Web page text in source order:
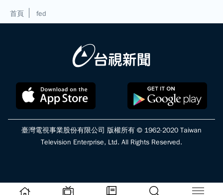
首頁 fed
臺灣電視事業股份有限公司 版權所有 © 1962-2020 Taiwan
Television Enterprise, Ltd. All Rights Reserved.